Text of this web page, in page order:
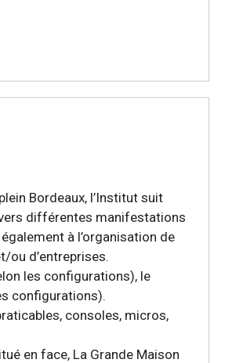
Bordeaux, l’Institut suit
différentes manifestations
à l’organisation de
ou d’entreprises.
les configurations), le
configurations).
consoles, micros,
en face, La Grande Maison